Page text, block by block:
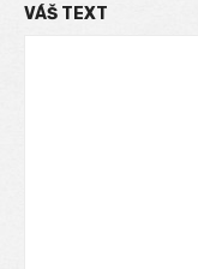
VÁŠ TEXT